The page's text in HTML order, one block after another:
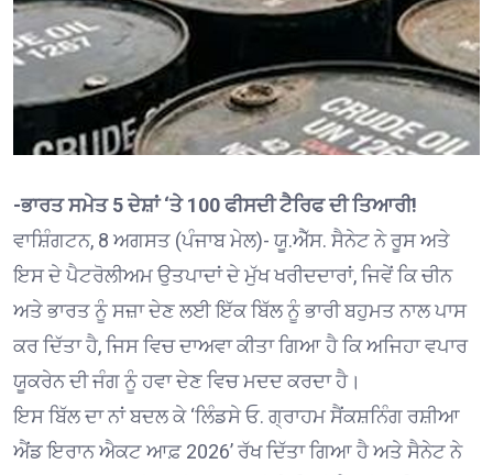
-ਭਾਰਤ ਸਮੇਤ 5 ਦੇਸ਼ਾਂ ‘ਤੇ 100 ਫੀਸਦੀ ਟੈਰਿਫ ਦੀ ਤਿਆਰੀ!
ਵਾਸ਼ਿੰਗਟਨ, 8 ਅਗਸਤ (ਪੰਜਾਬ ਮੇਲ)- ਯੂ.ਐੱਸ. ਸੈਨੇਟ ਨੇ ਰੂਸ ਅਤੇ
ਇਸ ਦੇ ਪੈਟਰੋਲੀਅਮ ਉਤਪਾਦਾਂ ਦੇ ਮੁੱਖ ਖਰੀਦਦਾਰਾਂ, ਜਿਵੇਂ ਕਿ ਚੀਨ
ਅਤੇ ਭਾਰਤ ਨੂੰ ਸਜ਼ਾ ਦੇਣ ਲਈ ਇੱਕ ਬਿੱਲ ਨੂੰ ਭਾਰੀ ਬਹੁਮਤ ਨਾਲ ਪਾਸ
ਕਰ ਦਿੱਤਾ ਹੈ, ਜਿਸ ਵਿਚ ਦਾਅਵਾ ਕੀਤਾ ਗਿਆ ਹੈ ਕਿ ਅਜਿਹਾ ਵਪਾਰ
ਯੂਕਰੇਨ ਦੀ ਜੰਗ ਨੂੰ ਹਵਾ ਦੇਣ ਵਿਚ ਮਦਦ ਕਰਦਾ ਹੈ।
ਇਸ ਬਿੱਲ ਦਾ ਨਾਂ ਬਦਲ ਕੇ ‘ਲਿੰਡਸੇ ਓ. ਗ੍ਰਾਹਮ ਸੈਂਕਸ਼ਨਿੰਗ ਰਸ਼ੀਆ
ਐਂਡ ਇਰਾਨ ਐਕਟ ਆਫ਼ 2026’ ਰੱਖ ਦਿੱਤਾ ਗਿਆ ਹੈ ਅਤੇ ਸੈਨੇਟ ਨੇ